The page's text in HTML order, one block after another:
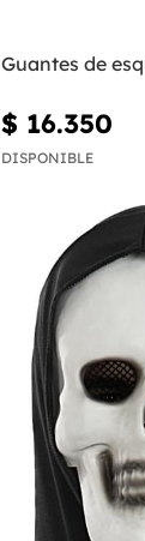
Guantes de
$ 16.350
DISPONIBLE